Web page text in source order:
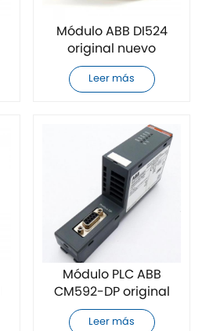
Módulo ABB DI524
original nuevo
Leer más
Módulo PLC ABB
CM592-DP original
nuevo
Leer más